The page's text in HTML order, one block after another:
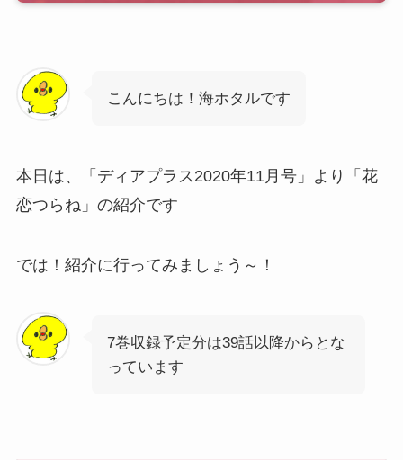
こんにちは！海ホタルです
本日は、「ディアプラス2020年11月号」より「花
恋つらね」の紹介です
では！紹介に行ってみましょう～！
7巻収録予定分は39話以降からとな
っています